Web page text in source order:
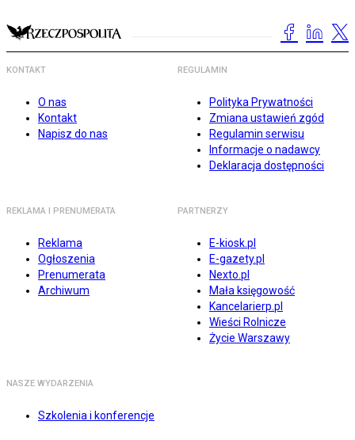
KONTAKT
O nas
Kontakt
Napisz do nas
REGULAMIN
Polityka Prywatności
Zmiana ustawień zgód
Regulamin serwisu
Informacje o nadawcy
Deklaracja dostępności
REKLAMA I PRENUMERATA
Reklama
Ogłoszenia
Prenumerata
Archiwum
PARTNERZY
E-kiosk.pl
E-gazety.pl
Nexto.pl
Mała księgowość
Kancelarierp.pl
Wieści Rolnicze
Życie Warszawy
NASZE WYDARZENIA
Szkolenia i konferencje